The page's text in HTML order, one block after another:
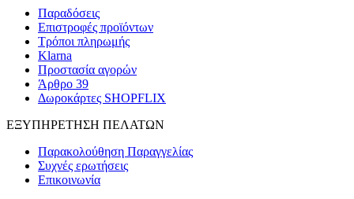
Παραδόσεις
Επιστροφές προϊόντων
Τρόποι πληρωμής
Klarna
Προστασία αγορών
Άρθρο 39
Δωροκάρτες SHOPFLIX
ΕΞΥΠΗΡΕΤΗΣΗ ΠΕΛΑΤΩΝ
Παρακολούθηση Παραγγελίας
Συχνές ερωτήσεις
Επικοινωνία